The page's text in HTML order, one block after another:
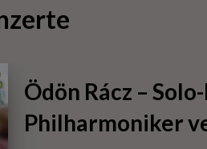
Ödön Rácz –
Philharmoniker